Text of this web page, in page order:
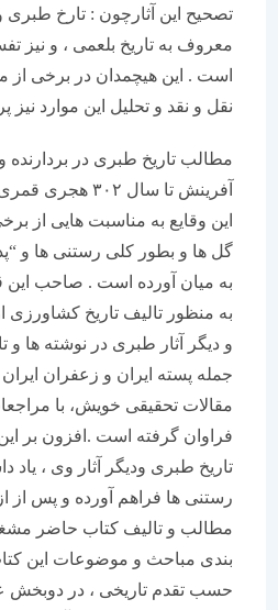
تصحیح این آثارچون : تارخ طبری و
معروف به تاریخ بلعمی ، و نیز تفسیر
است . این هیچمدان در برخی از
نقل و نقد و تحلیل این موارد نیز
مطالب تاریخ طبری در بردارنده وقایع
آفرینش تا سال ۳۰۲ هجری
این وقایع به مناسبت هایی از برخی
گل ها و بطور کلی رستنی ها و “پدیده
به میان آورده است . صاحب این قلم
به منظور تالیف تاریخ کشاورزی از
و دیگر آثار طبری در نوشته ها و
جمله پسته ایران و زعفران ایران و
مقالات تحقیقی خویش، با مراجعات
فراوان گرفته است .افزون بر این در
تاریخ طبری ودیگر آثار وی ، یاد داشت
رستنی ها فراهم آورده و پس از از آن
مطالب و تالیف کتاب حاضر مشغول
بندی مباحث و موضوعات این کتاب ،
حسب تقدم تاریخی ، در دوبخش عمده